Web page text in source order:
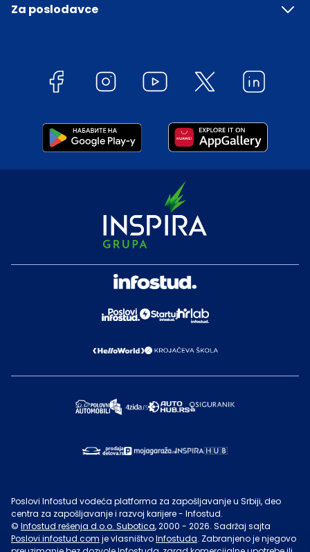
Za poslodavce
Poslovi Infostud vodeća platforma za zapošljavanje u Srbiji, deo
centra za zapošljavanje i razvoj karijere - Infostud.
© Infostud rešenja d.o.o. Subotica, 2000 - 2026. Sadržaj sajta
Poslovi.infostud.com je vlasništvoInfostuda. Zabranjeno je njegovo